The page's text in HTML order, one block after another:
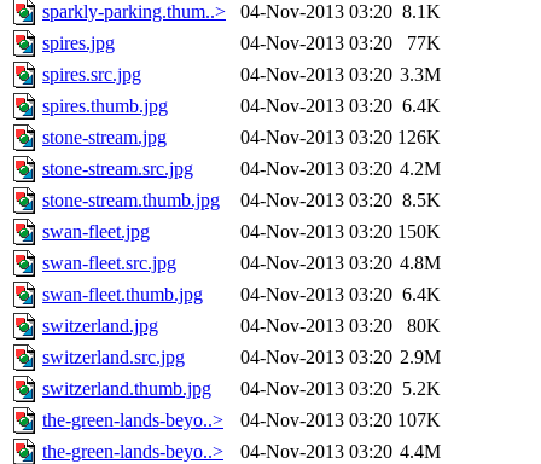
sparkly-parking.thum..>
04-Nov-2013 03:20 8.1K
spires.jpg
04-Nov-2013 03:20
77K
spires.src.jpg
04-Nov-2013 03:20 3.3M
spires.thumb.jpg
04-Nov-2013 03:20 6.4K
stone-stream.jpg
04-Nov-2013 03:20 126K
stone-stream.src.jpg
04-Nov-2013 03:20 4.2M
stone-stream.thumb.jpg
04-Nov-2013 03:20 8.5K
swan-fleet.jpg
04-Nov-2013 03:20 150K
swan-fleet.src.jpg
04-Nov-2013 03:20 4.8M
swan-fleet.thumb.jpg
04-Nov-2013 03:20 6.4K
switzerland.jpg
04-Nov-2013 03:20
80K
switzerland.src.jpg
04-Nov-2013 03:20 2.9M
switzerland.thumb.jpg
04-Nov-2013 03:20 5.2K
the-green-lands-beyo..>
04-Nov-2013 03:20 107K
the-green-lands-beyo..>
04-Nov-2013 03:20 4.4M